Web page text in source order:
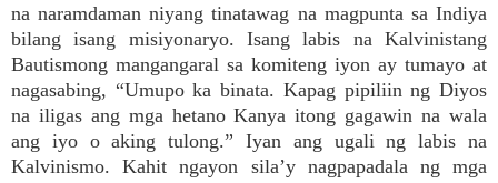
na naramdaman niyang tinatawag na magpunta sa Indiya
bilang isang misiyonaryo. Isang labis na Kalvinistang
Bautismong mangangaral sa komiteng iyon ay tumayo at
nagasabing, “Umupo ka binata. Kapag pipiliin ng Diyos
na iligas ang mga hetano Kanya itong gagawin na wala
ang iyo o aking tulong.” Iyan ang ugali ng labis na
Kalvinismo. Kahit ngayon sila’y nagpapadala ng mga